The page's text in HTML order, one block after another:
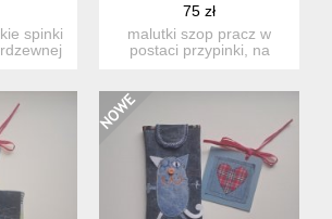
spinki
75 zł
malutki szop pracz w
postaci przypinki, na